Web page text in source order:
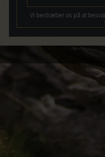
Vi bestræber os på at
Dagsprogram
Dag 1 – Afrejse fra
Dag 2 – Tsavo National
Dag 3 – Tsavo National
Dag 4 – Tsavo National